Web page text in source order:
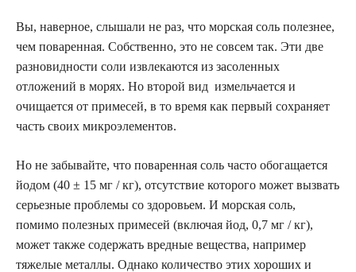
Вы, наверное, слышали не раз, что морская соль полезнее,
чем поваренная. Собственно, это не совсем так. Эти две
разновидности соли извлекаются из засоленных
отложений в морях. Но второй вид измельчается и
очищается от примесей, в то время как первый сохраняет
часть своих микроэлементов.
Но не забывайте, что поваренная соль часто обогащается
йодом (40 ± 15 мг / кг), отсутствие которого может вызвать
серьезные проблемы со здоровьем. И морская соль,
помимо полезных примесей (включая йод, 0,7 мг / кг),
может также содержать вредные вещества, например
тяжелые металлы. Однако количество этих хороших и